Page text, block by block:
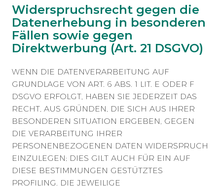
Widerspruchsrecht gegen die
Datenerhebung in besonderen
Fällen sowie gegen
Direktwerbung (Art. 21 DSGVO)
WENN DIE DATENVERARBEITUNG AUF
GRUNDLAGE VON ART. 6 ABS. 1 LIT. E ODER F
DSGVO ERFOLGT, HABEN SIE JEDERZEIT DAS
RECHT, AUS GRÜNDEN, DIE SICH AUS IHRER
BESONDEREN SITUATION ERGEBEN, GEGEN
DIE VERARBEITUNG IHRER
PERSONENBEZOGENEN DATEN WIDERSPRUCH
EINZULEGEN; DIES GILT AUCH FÜR EIN AUF
DIESE BESTIMMUNGEN GESTÜTZTES
PROFILING. DIE JEWEILIGE